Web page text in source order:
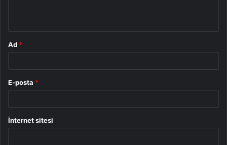
Ad *
E-posta *
İnternet sitesi